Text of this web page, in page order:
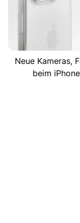
Neue Kameras,
beim